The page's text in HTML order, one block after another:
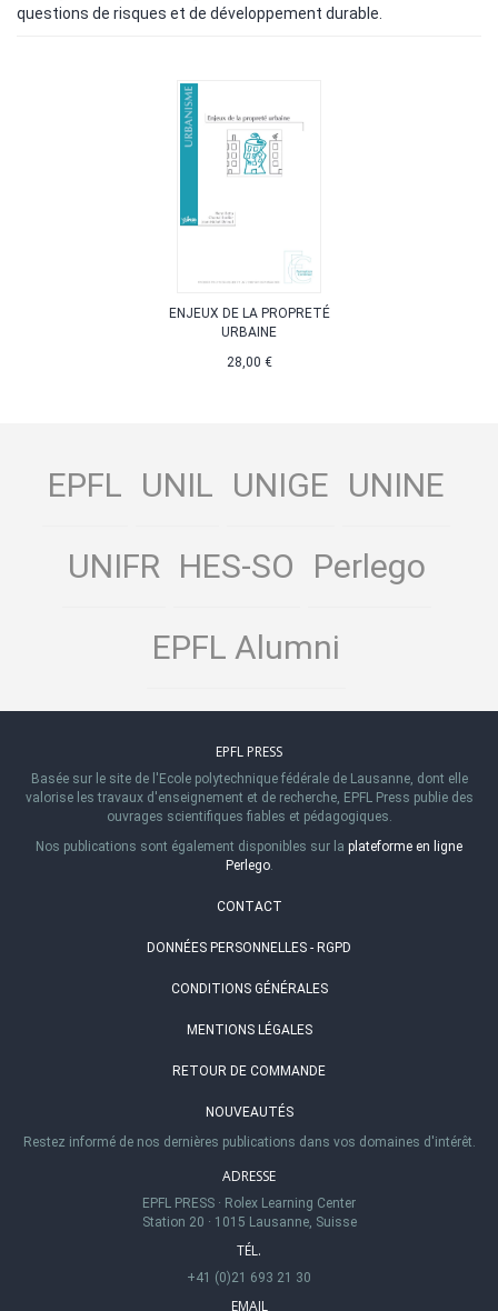
questions de risques et de développement durable.
ENJEUX DE LA PROPRETÉ
URBAINE
28,00 €
EPFL UNIL UNIGE UNINE
UNIFR HES-SO Perlego
EPFL Alumni
EPFL PRESS
Basée sur le site de l'Ecole polytechnique fédérale de Lausanne, dont elle
valorise les travaux d'enseignement et de recherche, EPFL Press publie des
ouvrages scientifiques fiables et pédagogiques.
Nos publications sont également disponibles sur la plateforme en ligne
Perlego.
CONTACT
DONNÉES PERSONNELLES - RGPD
CONDITIONS GÉNÉRALES
MENTIONS LÉGALES
RETOUR DE COMMANDE
NOUVEAUTÉS
Restez informé de nos dernières publications dans vos domaines d'intérêt.
ADRESSE
EPFL PRESS · Rolex Learning Center
Station 20 · 1015 Lausanne, Suisse
TÉL.
+41 (0)21 693 21 30
EMAIL